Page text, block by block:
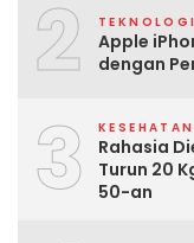
2 TEKNOLOGI
Apple
dengan
3 KESEHATAN
Rahasia
Turun 20
50-an